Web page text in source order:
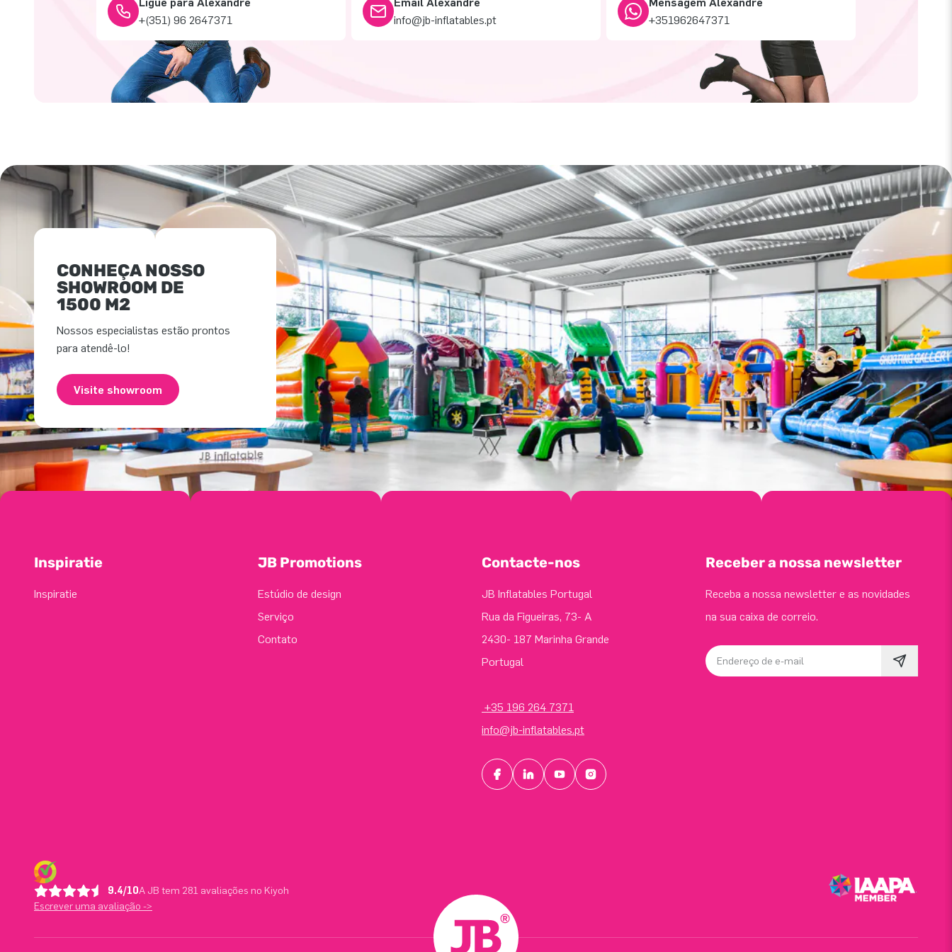
+(351) 96 2647371
info@jb-inflatables.pt
+351962647371
CONHEÇA NOSSO
SHOWROOM DE
1500 M2
Nossos especialistas estão prontos
para atendê-lo!
Visite showroom
Inspiratie
Inspiratie
JB Promotions
Estúdio de design
Serviço
Contato
Contacte-nos
JB Inflatables Portugal
Rua da Figueiras, 73- A
2430- 187 Marinha Grande
Portugal
+35 196 264 7371
info@jb-inflatables.pt
Receber a nossa newsletter
Receba a nossa newsletter e as novidades
na sua caixa de correio.
Endereço de e-mail
9.4/10A JB tem 281 avaliações no Kiyoh
Escrever uma avaliação ->